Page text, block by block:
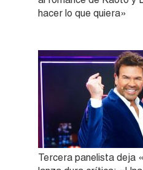
hacer lo que quiera»
Tercera panelista deja